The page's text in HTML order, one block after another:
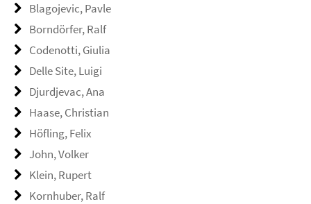
Blagojevic, Pavle
Borndörfer, Ralf
Codenotti, Giulia
Delle Site, Luigi
Djurdjevac, Ana
Haase, Christian
Höfling, Felix
John, Volker
Klein, Rupert
Kornhuber, Ralf